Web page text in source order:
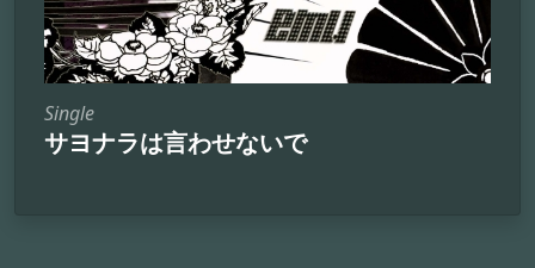
Single
サヨナラは言わせないで